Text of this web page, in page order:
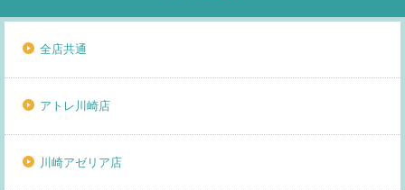
全店共通
アトレ川崎店
川崎アゼリア店